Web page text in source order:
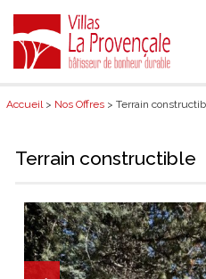
Accueil> Nos Offres > Terrain
Terrain constructible